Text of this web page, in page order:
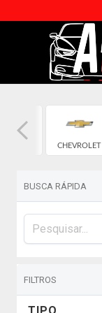
CHEVROLET
BUSCA RÁPIDA
FILTROS